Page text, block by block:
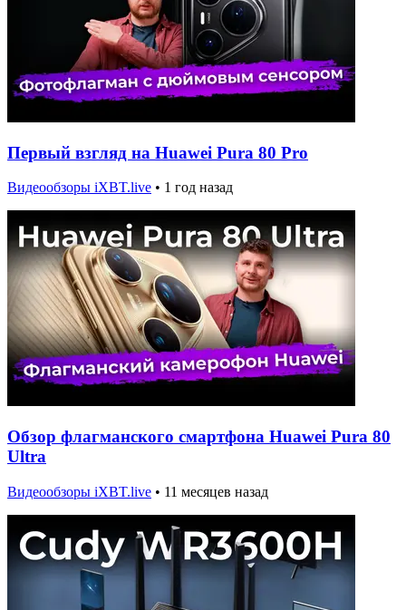
Первый взгляд на Huawei Pura 80 Pro
Видеообзоры iXBT.live • 1 год назад
Обзор флагманского смартфона Huawei Pura 80
Ultra
Видеообзоры iXBT.live • 11 месяцев назад